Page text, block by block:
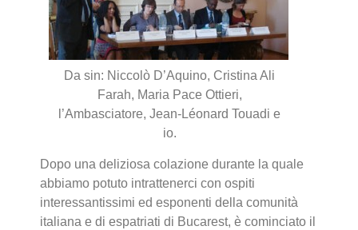
Da sin: Niccolò D’Aquino, Cristina Ali
Farah, Maria Pace Ottieri,
l’Ambasciatore, Jean-Léonard Touadi e
io.
Dopo una deliziosa colazione durante la quale
abbiamo potuto intrattenerci con ospiti
interessantissimi ed esponenti della comunità
italiana e di espatriati di Bucarest, è cominciato il